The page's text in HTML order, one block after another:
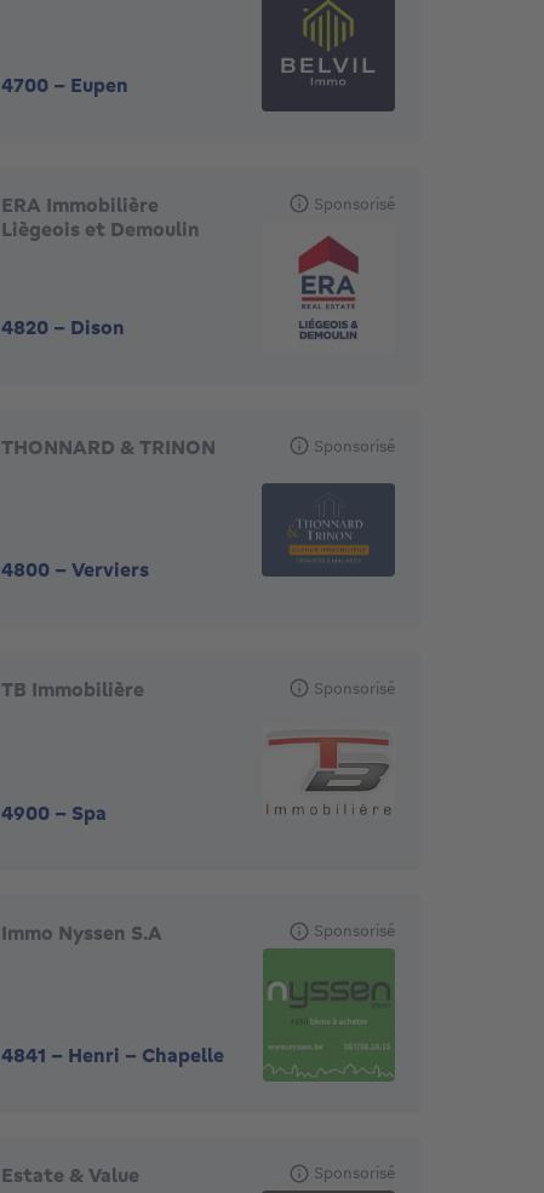
4700 - Eupen
ERA Immobilière
Liègeois et Demoulin
4820 - Dison
Sponsorisé
THONNARD & TRINON
4800 - Verviers
Sponsorisé
TB Immobilière
4900 - Spa
Sponsorisé
Immo Nyssen S.A
4841 - Henri - Chapelle
Sponsorisé
Estate & Value Sponsorisé